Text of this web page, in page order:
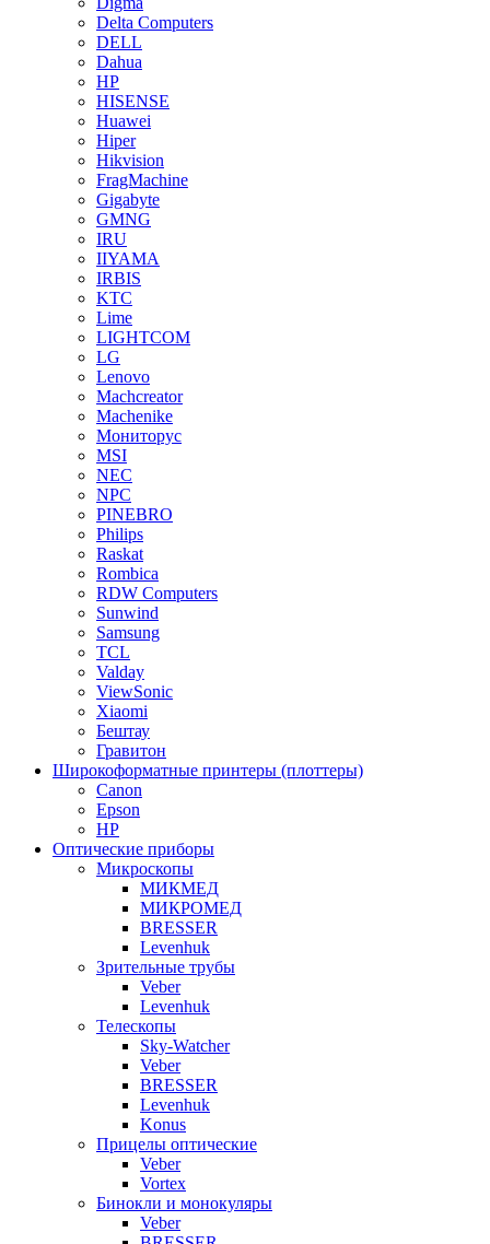
Delta Computers
DELL
Dahua
HP
HISENSE
Huawei
Hiper
Hikvision
FragMachine
Gigabyte
GMNG
IRU
IIYAMA
IRBIS
KTC
Lime
LIGHTCOM
LG
Lenovo
Machcreator
Machenike
Мониторус
MSI
NEC
NPC
PINEBRO
Philips
Raskat
Rombica
RDW Computers
Sunwind
Samsung
TCL
Valday
ViewSonic
Xiaomi
Бештау
Гравитон
Широкоформатные принтеры (плоттеры)
Canon
Epson
HP
Оптические приборы
Микроскопы
МИКМЕД
МИКРОМЕД
BRESSER
Levenhuk
Зрительные трубы
Veber
Levenhuk
Телескопы
Sky-Watcher
Veber
BRESSER
Levenhuk
Konus
Прицелы оптические
Veber
Vortex
Бинокли и монокуляры
Veber